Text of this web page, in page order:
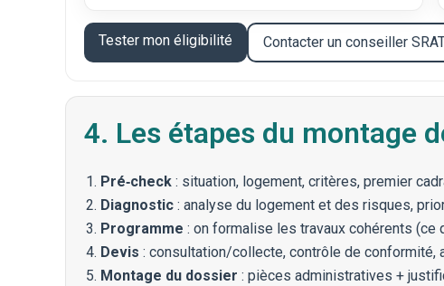
Tester mon éligibilité Contacter un conseiller
4. Les étapes du montage
Pré‑check : situation, logement, critères, premier
Diagnostic : analyse du logement et des risques,
Programme : on formalise les travaux cohérents (ce
Devis : consultation/collecte, contrôle de conformité,
Montage du dossier : pièces administratives +